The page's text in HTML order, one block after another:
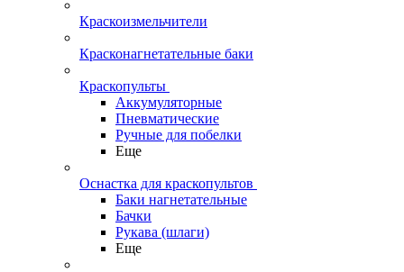
Краскоизмельчители
Красконагнетательные баки
Краскопульты
Аккумуляторные
Пневматические
Ручные для побелки
Еще
Оснастка для краскопультов
Баки нагнетательные
Бачки
Рукава (шлаги)
Еще